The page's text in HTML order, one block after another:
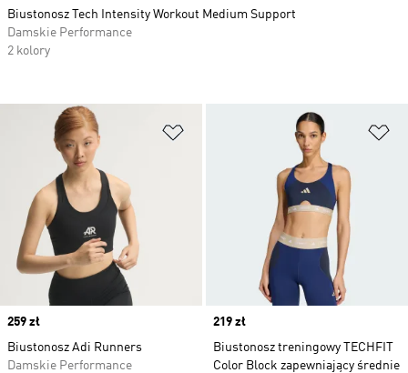
Dodaj do listy życzeń
Price
259 zł
Biustonosz Adi Runners
Damskie Performance
Price
219 zł
Biustonosz treningowy TECHFIT
Color Block zapewniający średnie
Biustonosz Tech Intensity Workout Medium Support
Damskie Performance
2 kolory